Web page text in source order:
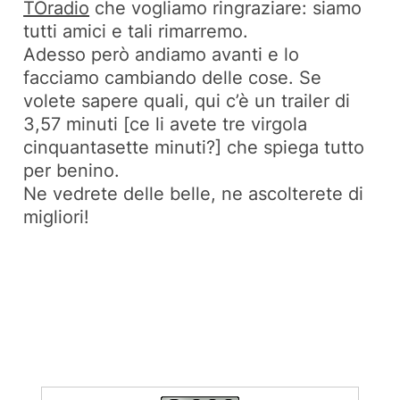
TOradio che vogliamo ringraziare: siamo
tutti amici e tali rimarremo.
Adesso però andiamo avanti e lo
facciamo cambiando delle cose. Se
volete sapere quali, qui c’è un trailer di
3,57 minuti [ce li avete tre virgola
cinquantasette minuti?] che spiega tutto
per benino.
Ne vedrete delle belle, ne ascolterete di
migliori!